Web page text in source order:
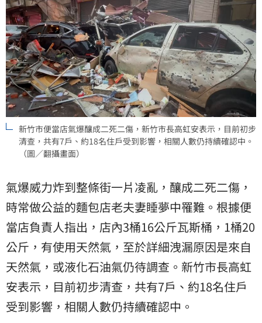
新竹市便當店氣爆釀成二死二傷，新竹市長高虹安表示，目前初步
清查，共有7戶、約18名住戶受到影響，相關人數仍持續確認中。
（圖／翻攝畫面）
氣爆威力炸到整條街一片凌亂，釀成二死二傷，
時常做公益的麵包店老夫妻睡夢中罹難。根據便
當店負責人指出，店內3桶16公斤瓦斯桶，1桶20
公斤，有使用天然氣，至於詳細洩漏原因是來自
天然氣，或液化石油氣仍待調查。新竹市長高虹
安表示，目前初步清查，共有7戶、約18名住戶
受到影響，相關人數仍持續確認中。